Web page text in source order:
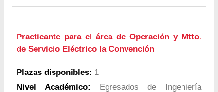
Practicante para el área de Operación y Mtto.
de Servicio Eléctrico la Convención
Plazas disponibles: 1
Nivel Académico: Egresados de Ingeniería